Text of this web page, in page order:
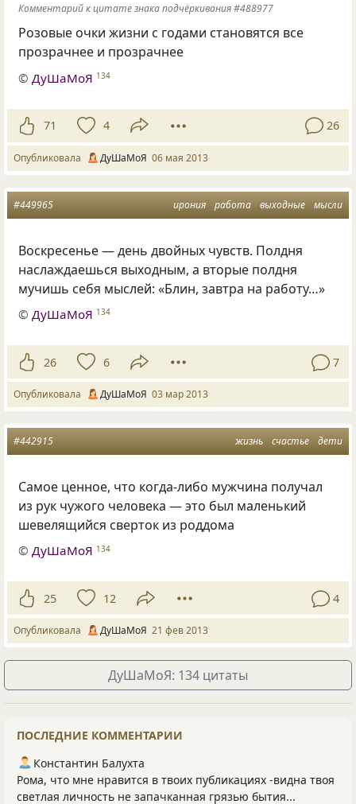
Комментарий к цитате знака подчёркивания #488977
Розовые очки жизни с годами становятся все
прозрачнее и прозрачнее
© ДуШаМоЯ 134
71 4 26
Опубликовала ДуШаМоЯ 06 мая 2013
ирония работа выходные мысли
#449965
Воскресенье — день двойных чувств. Полдня
наслаждаешься выходным, а вторые полдня
мучишь себя мыслей: «Блин, завтра на работу…»
©ДуШаМоЯ 134
26 6 7
Опубликовала ДуШаМоЯ 03 мар 2013
жизнь счастье дети
#442915
Самое ценное, что когда-либо мужчина получал
из рук чужого человека — это был маленький
шевелящийся сверток из роддома
©ДуШаМоЯ 134
25 12 4
Опубликовала ДуШаМоЯ 21 фев 2013
ДуШаМоЯ: 134 цитаты
ПОСЛЕДНИЕ КОММЕНТАРИИ
Константин Балухта
Рома, что мне нравится в твоих публикациях -видна твоя
светлая личность не запачканная грязью бытия...